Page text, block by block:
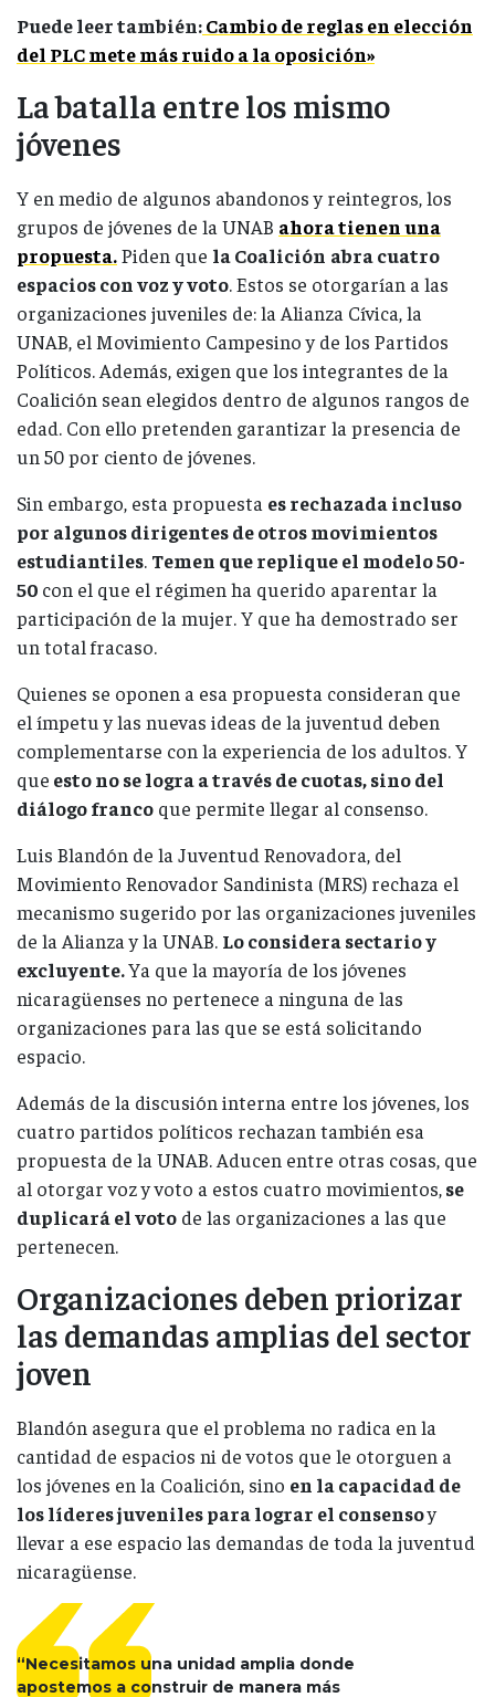
Puede leer también:Cambio de reglas en elección
del PLC mete más ruido a la oposición»
La batalla entre los mismo
jóvenes
Y en medio de algunos abandonos y reintegros, los
grupos de jóvenes de la UNAB ahora tienen una
propuesta.Piden que la Coalición abra cuatro
espacios con voz y voto. Estos se otorgarían a las
organizaciones juveniles de: la Alianza Cívica, la
UNAB, el Movimiento Campesino y de los Partidos
Políticos. Además, exigen que los integrantes de la
Coalición sean elegidos dentro de algunos rangos de
edad. Con ello pretenden garantizar la presencia de
un 50 por ciento de jóvenes.
Sin embargo, esta propuesta es rechazada incluso
por algunos dirigentes de otros movimientos
estudiantiles. Temen que replique el modelo 50-
50 con el que el régimen ha querido aparentar la
participación de la mujer. Y que ha demostrado ser
un total fracaso.
Quienes se oponen a esa propuesta consideran que
el ímpetu y las nuevas ideas de la juventud deben
complementarse con la experiencia de los adultos. Y
que esto no se logra a través de cuotas, sino del
diálogo franco que permite llegar al consenso.
Luis Blandón de la Juventud Renovadora, del
Movimiento Renovador Sandinista (MRS) rechaza el
mecanismo sugerido por las organizaciones juveniles
de la Alianza y la UNAB. Lo considera sectario y
excluyente.Ya que la mayoría de los jóvenes
nicaragüenses no pertenece a ninguna de las
organizaciones para las que se está solicitando
espacio.
Además de la discusión interna entre los jóvenes, los
cuatro partidos políticos rechazan también esa
propuesta de la UNAB. Aducen entre otras cosas, que
al otorgar voz y voto a estos cuatro movimientos,se
duplicará el voto de las organizaciones a las que
pertenecen.
Organizaciones deben priorizar
las demandas amplias del sector
joven
Blandón asegura que el problema no radica en la
cantidad de espacios ni de votos que le otorguen a
los jóvenes en la Coalición, sino en la capacidad de
los líderes juveniles para lograr el consensoy
llevar a ese espacio las demandas de toda la juventud
nicaragüense.
“Necesitamos una unidad amplia donde
apostemos a construir de manera más